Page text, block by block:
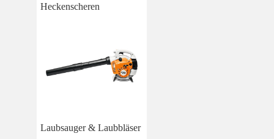
Heckenscheren
Laubsauger & Laubbläser